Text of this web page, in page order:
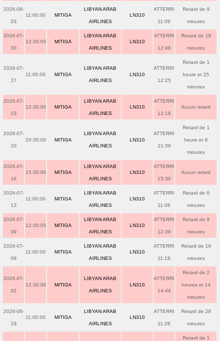
2026-08-
03
11:00:00 MITIGA
LIBYAN ARAB
AIRLINES
LN310
ATTERRI
11:09
Retard de 9
minutes
2026-07-
30
12:30:00 MITIGA
LIBYAN ARAB
AIRLINES
LN310
ATTERRI
12:48
Retard de 18
minutes
2026-07-
27
11:00:00 MITIGA
LIBYAN ARAB
AIRLINES
LN310
ATTERRI
12:25
Retard de 1
heure et 25
minutes
2026-07-
23
12:30:00 MITIGA
LIBYAN ARAB
AIRLINES
LN310
ATTERRI
12:19
Aucun retard
2026-07-
20
20:30:00 MITIGA
LIBYAN ARAB
AIRLINES
LN310
ATTERRI
21:39
Retard de 1
heure et 9
minutes
2026-07-
16
15:30:00 MITIGA
LIBYAN ARAB
AIRLINES
LN310
ATTERRI
15:30
Aucun retard
2026-07-
13
11:00:00 MITIGA
LIBYAN ARAB
AIRLINES
LN310
ATTERRI
11:06
Retard de 6
minutes
2026-07-
09
12:30:00 MITIGA
LIBYAN ARAB
AIRLINES
LN310
ATTERRI
12:39
Retard de 9
minutes
2026-07-
06
11:00:00 MITIGA
LIBYAN ARAB
AIRLINES
LN310
ATTERRI
11:19
Retard de 19
minutes
2026-07-
02
12:30:00 MITIGA
LIBYAN ARAB
AIRLINES
LN310
ATTERRI
14:44
Retard de 2
heures et 14
minutes
2026-06-
29
11:00:00 MITIGA
LIBYAN ARAB
AIRLINES
LN310
ATTERRI
11:28
Retard de 28
minutes
Retard de 1